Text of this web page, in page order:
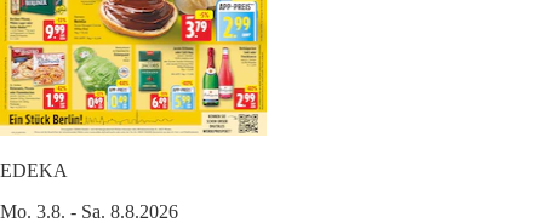
EDEKA
Mo. 3.8. - Sa. 8.8.2026